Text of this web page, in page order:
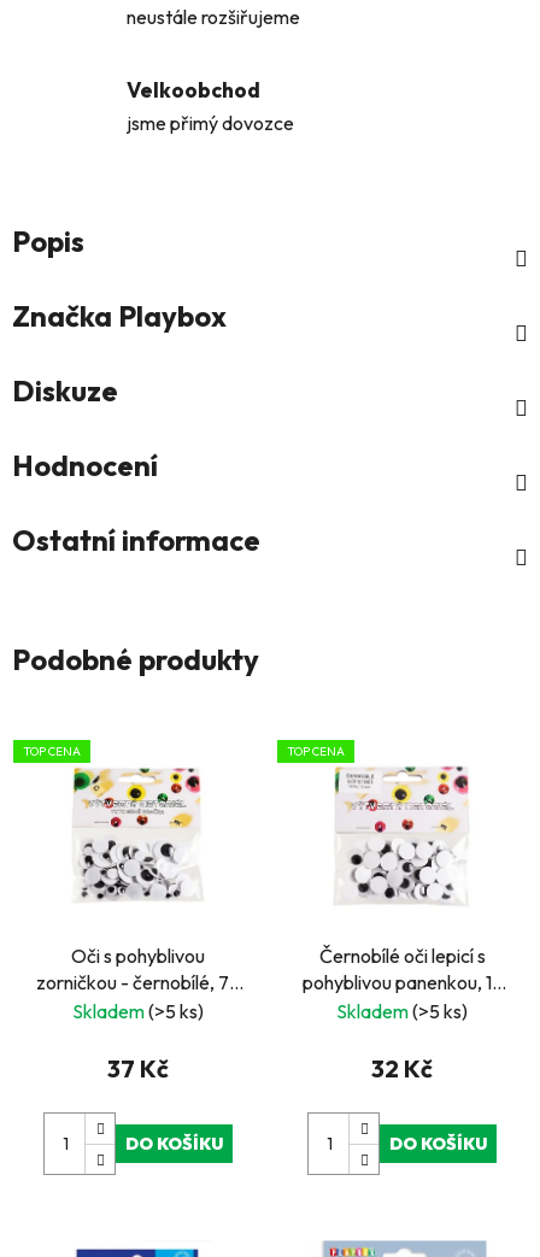
neustále rozšiřujeme
Velkoobchod
jsme přimý dovozce
Popis
Značka Playbox
Diskuze
Hodnocení
Ostatní informace
Podobné produkty
TOP CENA
Oči s pohyblivou
zorničkou - černobílé, 75
ks, 8, 10, 15, 20 mm
Skladem(>5 ks)
37 Kč
DO KOŠÍKU
TOP CENA
Černobílé oči lepicí s
pohyblivou panenkou, 15
mm, 48 ks
Skladem(>5 ks)
32 Kč
DO KOŠÍKU